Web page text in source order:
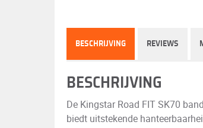
BESCHRIJVING REVIEWS
BESCHRIJVING
De Kingstar Road FIT SK70
biedt uitstekende